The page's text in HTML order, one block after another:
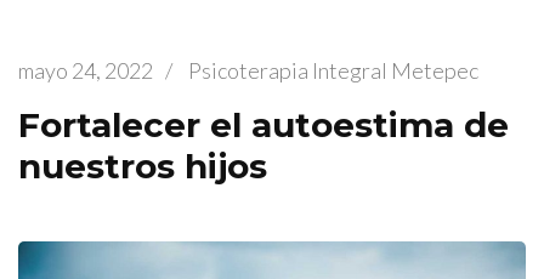
mayo 24, 2022 / Psicoterapia Integral Metepec
Fortalecer el autoestima de
nuestros hijos